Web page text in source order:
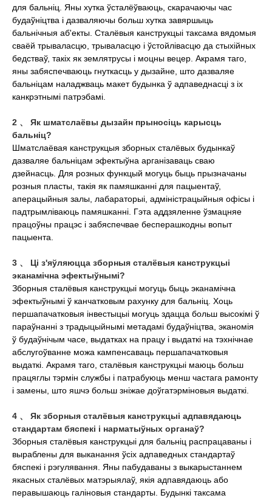
для бальніц. Яны хутка ўсталёўваюць, скарачаючы час
будаўніцтва і дазваляючы больш хутка завяршыць
бальнічныя аб'екты. Сталёвыя канструкцыі таксама вядомыя
сваёй трываласцю, трываласцю і ўстойлівасцю да стыхійных
бедстваў, такіх як землятрусы і моцны вецер. Акрамя таго,
яны забяспечваюць гнуткасць у дызайне, што дазваляе
бальніцам наладжваць макет будынка ў адпаведнасці з іх
канкрэтнымі патрэбамі.
2 、 Як шматслаёвы дызайн прыносіць карысць
бальніц?
Шматслаёвая канструкцыя зборных сталёвых будынкаў
дазваляе бальніцам эфектыўна арганізаваць сваю
дзейнасць. Для розных функцый могуць быць прызначаны
розныя пласты, такія як памяшканні для пацыентаў,
аперацыйныя залы, лабараторыі, адміністрацыйныя офісы і
падтрымліваюць памяшканні. Гэта аддзяленне ўзмацняе
працоўны працэс і забяспечвае бесперашкодны вопыт
пацыента.
3 、 Ці з'яўляюцца зборныя сталёвыя канструкцыі
эканамічна эфектыўнымі?
Зборныя сталёвыя канструкцыі могуць быць эканамічна
эфектыўнымі ў канчатковым рахунку для бальніц. Хоць
першапачатковыя інвестыцыі могуць здацца больш высокімі ў
параўнанні з традыцыйнымі метадамі будаўніцтва, эканомія
ў будаўнічым часе, выдатках на працу і выдаткі на тэхнічнае
абслугоўванне можа кампенсаваць першапачатковыя
выдаткі. Акрамя таго, сталёвыя канструкцыі маюць больш
працяглы тэрмін службы і патрабуюць менш частага рамонту
і замены, што яшчэ больш зніжае доўгатэрміновыя выдаткі.
4 、 Як зборныя сталёвыя канструкцыі адпавядаюць
стандартам бяспекі і нарматыўных органаў?
Зборныя сталёвыя канструкцыі для бальніц распрацаваны і
выраблены для выканання ўсіх адпаведных стандартаў
бяспекі і рэгулявання. Яны пабудаваны з выкарыстаннем
якасных сталёвых матэрыялаў, якія адпавядаюць або
перавышаюць галіновыя стандарты. Будынкі таксама